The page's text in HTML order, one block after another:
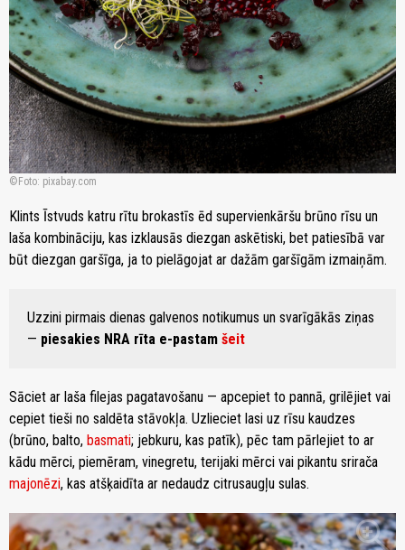
Foto: pixabay.com
Klints Īstvuds katru rītu brokastīs ēd supervienkāršu brūno rīsu un
laša kombināciju, kas izklausās diezgan askētiski, bet patiesībā var
būt diezgan garšīga, ja to pielāgojat ar dažām garšīgām izmaiņām.
Uzzini pirmais dienas galvenos notikumus un svarīgākās ziņas
— piesakies NRA rīta e-pastam šeit
Sāciet ar laša filejas pagatavošanu — apcepiet to pannā, grilējiet vai
cepiet tieši no saldēta stāvokļa. Uzlieciet lasi uz rīsu kaudzes
(brūno, balto, basmati; jebkuru, kas patīk), pēc tam pārlejiet to ar
kādu mērci, piemēram, vinegretu, terijaki mērci vai pikantu srirača
majonēzi, kas atšķaidīta ar nedaudz citrusaugļu sulas.
zoom_in